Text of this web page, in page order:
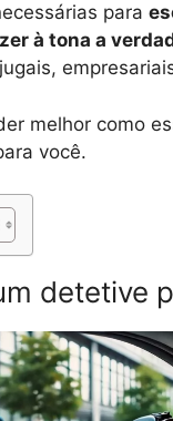
para
à tona a
melhor como
você.
detetive